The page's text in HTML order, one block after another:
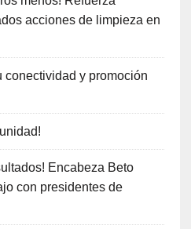
acciones de limpieza en
conectividad y promoción
Encabeza Beto
con presidentes de